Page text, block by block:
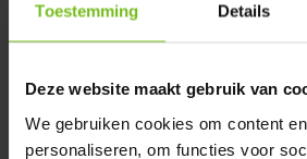
Toestemming Details
Deze website maakt gebruik van
We gebruiken cookies om content
personaliseren, om functies voor
Description du produit